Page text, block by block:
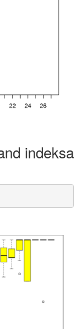
indeksa